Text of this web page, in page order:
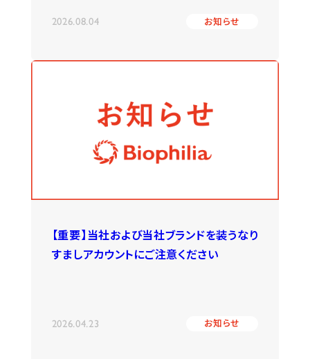
2026.08.04 お知らせ
【重要】当社および当社ブランドを装うなり
すましアカウントにご注意ください
2026.04.23 お知らせ